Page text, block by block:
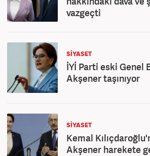
vazgeçti
SİYASET
İYİ Parti eski Genel
Akşener taşınıyor
SİYASET
Kemal
Akşener harekete